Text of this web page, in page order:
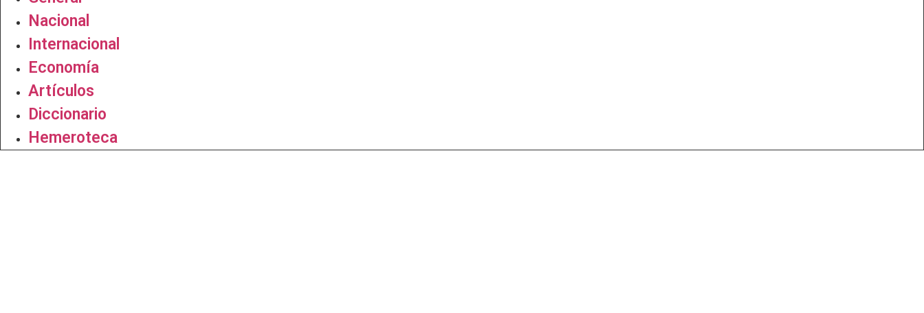
Nacional
Internacional
Economía
Artículos
Diccionario
Hemeroteca